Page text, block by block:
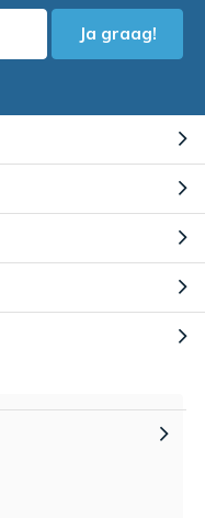
Ja graag!